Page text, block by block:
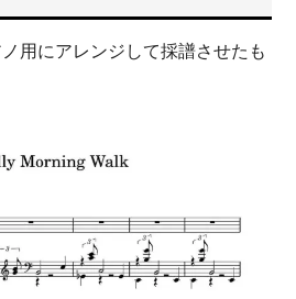
用にアレンジして採譜させたも